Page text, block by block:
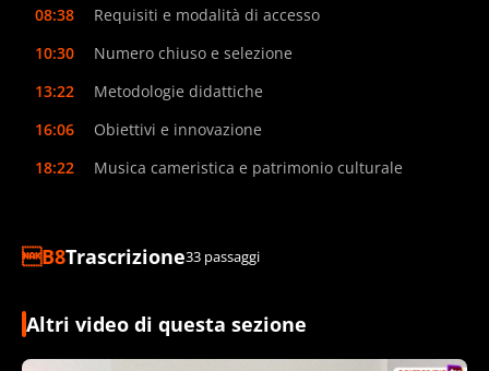
08:38
Requisiti e modalità di accesso
10:30
Numero chiuso e selezione
13:22
Metodologie didattiche
16:06
Obiettivi e innovazione
18:22
Musica cameristica e patrimonio culturale
Trascrizione33 passaggi
Altri video di questa sezione